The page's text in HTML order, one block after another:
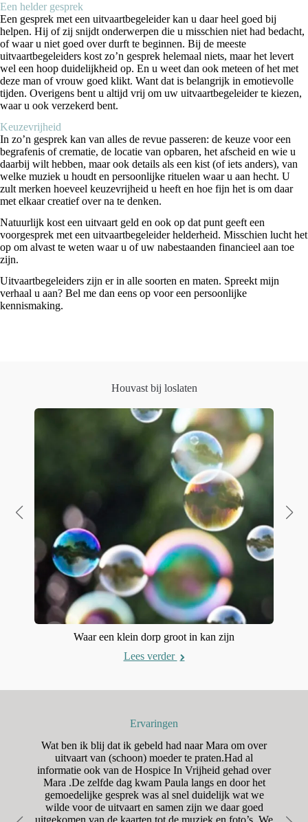
Een helder gesprek
Een gesprek met een uitvaartbegeleider kan u daar heel goed bij
helpen. Hij of zij snijdt onderwerpen die u misschien niet had bedacht,
of waar u niet goed over durft te beginnen. Bij de meeste
uitvaartbegeleiders kost zo’n gesprek helemaal niets, maar het levert
wel een hoop duidelijkheid op. En u weet dan ook meteen of het met
deze man of vrouw goed klikt. Want dat is belangrijk in emotievolle
tijden. Overigens bent u altijd vrij om uw uitvaartbegeleider te kiezen,
waar u ook verzekerd bent.
Keuzevrijheid
In zo’n gesprek kan van alles de revue passeren: de keuze voor een
begrafenis of crematie, de locatie van opbaren, het afscheid en wie u
daarbij wilt hebben, maar ook details als een kist (of iets anders), van
welke muziek u houdt en persoonlijke rituelen waar u aan hecht. U
zult merken hoeveel keuzevrijheid u heeft en hoe fijn het is om daar
met elkaar creatief over na te denken.
Natuurlijk kost een uitvaart geld en ook op dat punt geeft een
voorgesprek met een uitvaartbegeleider helderheid. Misschien lucht het
op om alvast te weten waar u of uw nabestaanden financieel aan toe
zijn.
Uitvaartbegeleiders zijn er in alle soorten en maten. Spreekt mijn
verhaal u aan? Bel me dan eens op voor een persoonlijke
kennismaking.
Houvast bij loslaten
Waar een klein dorp groot in kan zijn
Lees verder
Ervaringen
Wat ben ik blij dat ik gebeld had naar Mara om over
uitvaart van (schoon) moeder te praten.Had al
informatie ook van de Hospice In Vrijheid gehad over
Mara .De zelfde dag kwam Paula langs en door het
gemoedelijke gesprek was al snel duidelijk wat we
wilde voor de uitvaart en samen zijn we daar goed
uitgekomen van de kaarten tot de muziek en foto’s .We